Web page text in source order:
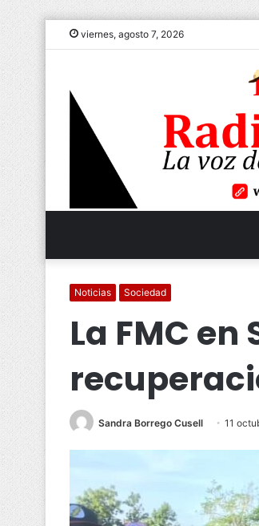
viernes, agosto 7, 2026
Noticias Sociedad
La FMC
Sandra Borrego Cusell 11